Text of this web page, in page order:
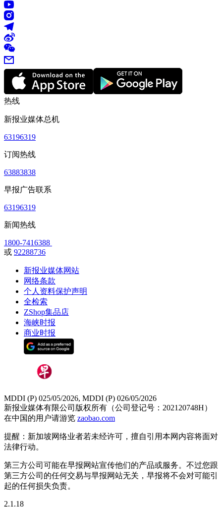
热线
新报业媒体总机
63196319
订阅热线
63883838
早报广告联系
63196319
新闻热线
1800-7416388
或 92288736
新报业媒体网站
网络条款
个人资料保护声明
全检索
ZShop集品店
海峡时报
商业时报
MDDI (P) 025/05/2026, MDDI (P) 026/05/2026
新报业媒体有限公司版权所有（公司登记号：202120748H）
在中国的用户请游览 zaobao.com
提醒：新加坡网络业者若未经许可，擅自引用本网内容将面对
法律行动。
第三方公司可能在早报网站宣传他们的产品或服务。不过您跟
第三方公司的任何交易与早报网站无关，早报将不会对可能引
起的任何损失负责。
2.1.18